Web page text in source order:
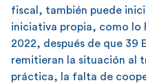
fiscal, también puede
iniciativa propia, como lo
2022, después de que 39
remitieran la situación al
práctica, la falta de